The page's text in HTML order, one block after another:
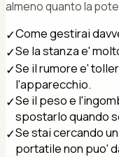
almeno quanto la
✓Come gestirai
✓Se la stanza e'
✓Se il rumore e'
l'apparecchio.
✓Se il peso e
spostarlo quando
✓Se stai cercando
portatile non puo'